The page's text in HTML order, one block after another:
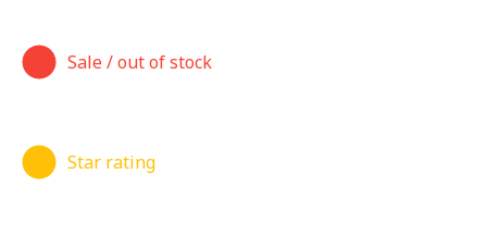
Sale / out of stock
Star rating